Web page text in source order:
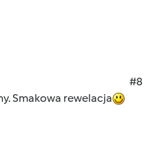
#8
Smakowa rewelacja